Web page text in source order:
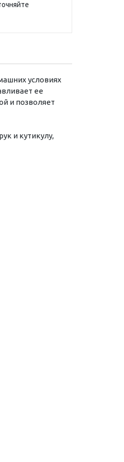
условиях
ее
и позволяет
и кутикулу,